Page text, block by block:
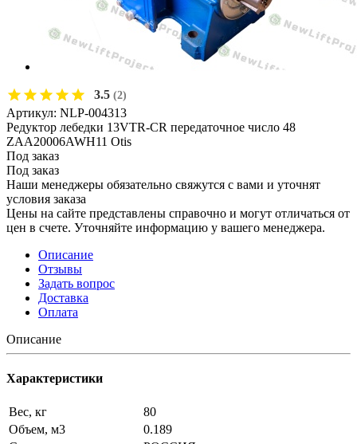
3.5 (2)
Артикул: NLP-004313
Редуктор лебедки 13VTR-CR передаточное число 48
ZAA20006AWH11 Otis
Под заказ
Под заказ
Наши менеджеры обязательно свяжутся с вами и уточнят
условия заказа
Цены на сайте представлены справочно и могут отличаться от
цен в счете. Уточняйте информацию у вашего менеджера.
Описание
Отзывы
Задать вопрос
Доставка
Оплата
Описание
Характеристики
Вес, кг
80
Объем, м3
0.189